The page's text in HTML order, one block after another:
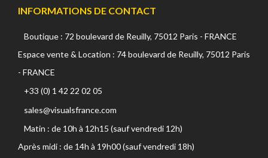
INFORMATIONS DE CONTACT
Boutique : 72 boulevard de Reuilly, 75012 Paris - FRANCE
Espace vente & Location : 74 boulevard de Reuilly, 75012 Paris
- FRANCE
+33 (0) 1 42 22 02 05
sales@visualsfrance.com
Matin : de 10h à 12h15 (sauf vendredi 12h)
Après midi : de 14h à 19h00 (sauf vendredi 18h)